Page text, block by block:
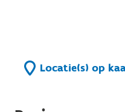
Locatie(s) op